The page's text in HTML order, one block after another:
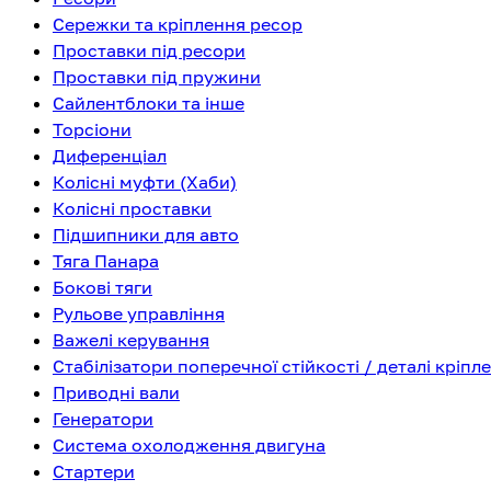
Сережки та кріплення ресор
Проставки під ресори
Проставки під пружини
Сайлентблоки та інше
Торсіони
Диференціал
Колісні муфти (Хаби)
Колісні проставки
Підшипники для авто
Тяга Панара
Бокові тяги
Рульове управління
Важелі керування
Стабілізатори поперечної стійкості / деталі
Приводні вали
Генератори
Система охолодження двигуна
Стартери